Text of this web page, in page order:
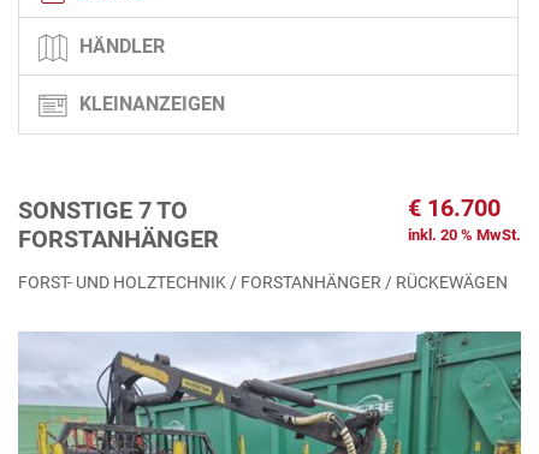
HÄNDLER
KLEINANZEIGEN
SONSTIGE 7 TO
FORSTANHÄNGER
€ 16.700
inkl. 20 % MwSt.
FORST- UND HOLZTECHNIK / FORSTANHÄNGER / RÜCKEWÄGEN